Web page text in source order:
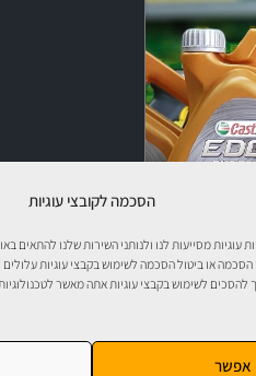
הסכמה לקובצי עוגיות
עוגיות מסייעות לנו ולנותני השירות שלנו להתאים
או ביטול הסכמה לשימוש בקבצי עוגיות
לשימוש בקבצי עוגיות אתה מאשר
אפשר